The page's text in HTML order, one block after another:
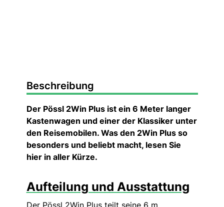
Beschreibung
Der Pössl 2Win Plus ist ein 6 Meter langer
Kastenwagen und einer der Klassiker unter
den Reisemobilen. Was den 2Win Plus so
besonders und beliebt macht, lesen Sie
hier in aller Kürze.
Aufteilung und Ausstattung